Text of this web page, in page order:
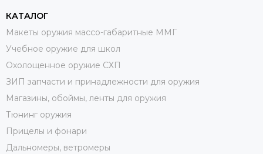
КАТАЛОГ
Макеты оружия массо-габаритные ММГ
Учебное оружие для школ
Охолощенное оружие СХП
ЗИП запчасти и принадлежности для оружия
Магазины, обоймы, ленты для оружия
Тюнинг оружия
Прицелы и фонари
Дальномеры, ветромеры